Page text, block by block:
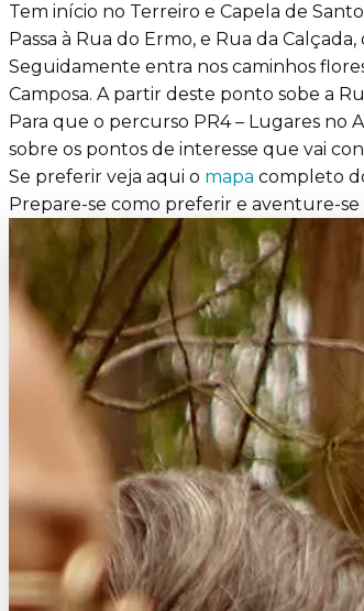
Tem início no Terreiro e Capela de
Passa à Rua do Ermo, e Rua da
Seguidamente entra nos caminhos
Camposa. A partir deste ponto sobe a
Para que o percurso PR4 – Lugares no
sobre os pontos de interesse que vai
Se preferir veja aqui o mapa completo
Prepare-se como preferir e aventure-se